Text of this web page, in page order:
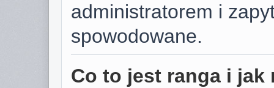
administratorem i
spowodowane.
Co to jest ranga i jak